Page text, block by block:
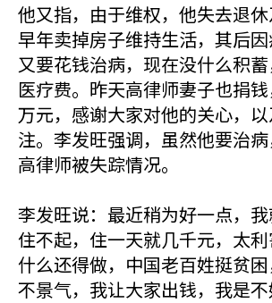
他又指，由于维权，他失去退休
早年卖掉房子维持生活，其后因
又要花钱治病，现在没什么积
医疗费。昨天高律师妻子也捐
万元，感谢大家对他的关心，
注。李发旺强调，虽然他要治
高律师被失踪情况。
李发旺说：最近稍为好一点，我
住不起，住一天就几千元，太
什么还得做，中国老百姓挺贫
不景气，我让大家出钱，我是不